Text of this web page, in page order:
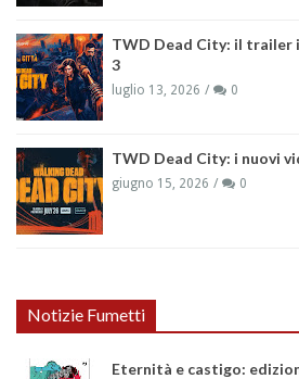
TWD Dead City: il trailer
3
luglio 13, 2026 0
TWD Dead City: i nuovi
giugno 15, 2026 0
Notizie Fumetti
Eternità e castigo: